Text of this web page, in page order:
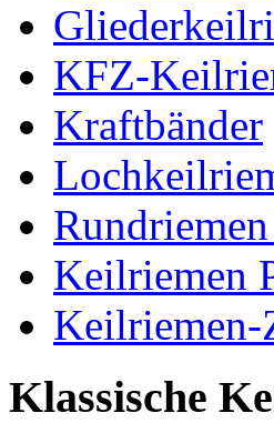
KFZ-
Kraftbänder
Keilriemen
Keilriemen-
Klassische